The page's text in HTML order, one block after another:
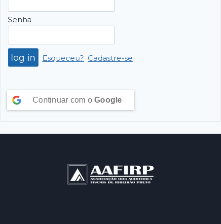
Senha
Esqueceu? Cadastre-se
Continuar com o Google